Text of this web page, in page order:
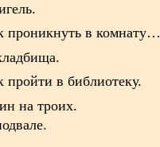
.
проникнуть в комнату…
пройти в библиотеку.
на троих.